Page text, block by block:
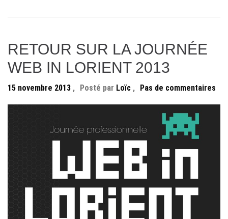
RETOUR SUR LA JOURNÉE
WEB IN LORIENT 2013
15 novembre 2013 , Posté par Loïc , Pas de commentaires